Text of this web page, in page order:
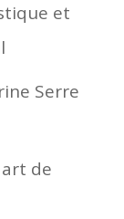
et
Serre
de